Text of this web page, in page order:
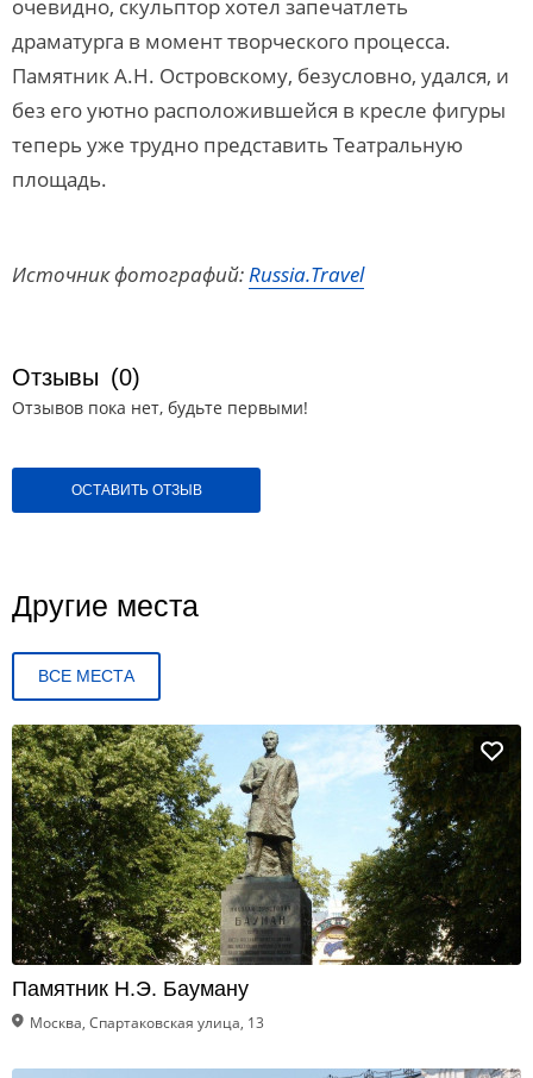
очевидно, скульптор хотел запечатлеть
драматурга в момент творческого процесса.
Памятник А.Н. Островскому, безусловно, удался, и
без его уютно расположившейся в кресле фигуры
теперь уже трудно представить Театральную
площадь.
Источник фотографий:Russia.Travel
Отзывы (0)
Отзывов пока нет, будьте первыми!
ОСТАВИТЬ ОТЗЫВ
Другие места
ВСЕ МЕСТА
Памятник Н.Э. Бауману
Москва, Спартаковская улица, 13